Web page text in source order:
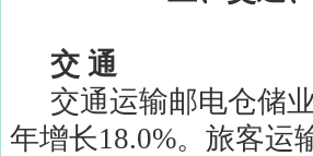
交 通
交通运输邮电仓储
年增长18.0%。旅客运